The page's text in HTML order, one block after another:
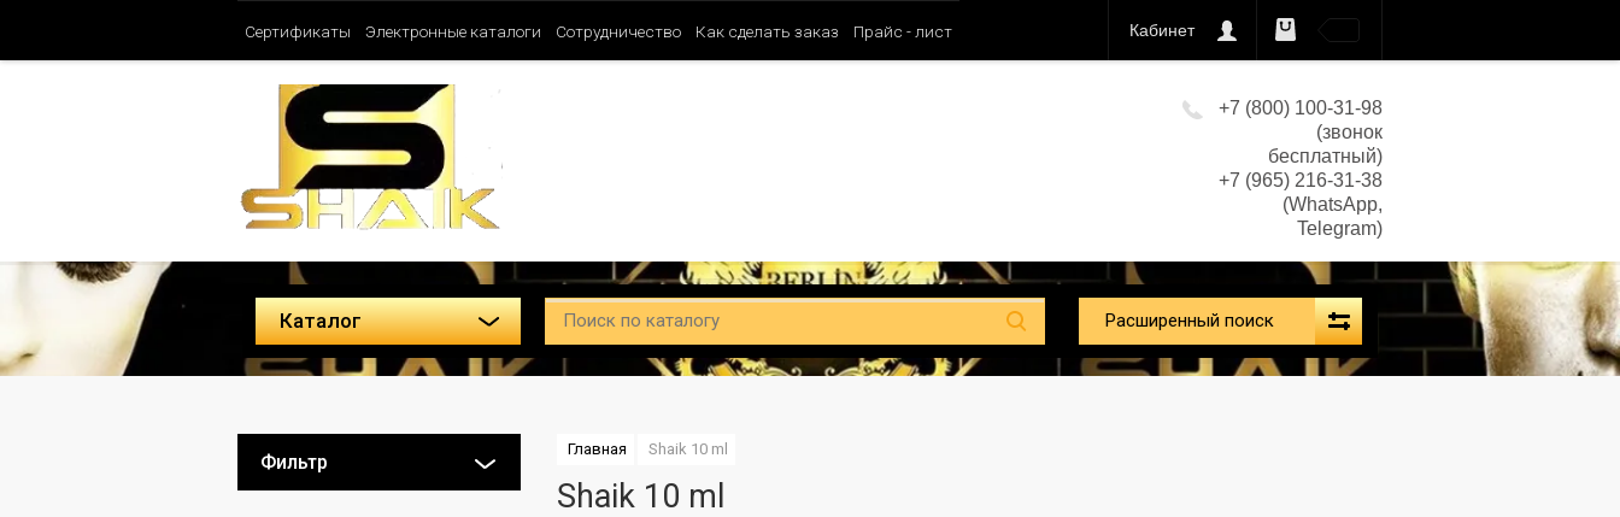
Кабинет
Сертификаты Электронные каталоги Сотрудничество Как сделать заказ Прайс - лист
Таблица ароматов SHAIK (Женские)
Политика конфиденциальности
+7 (800) 100-31-98
(звонок
бесплатный)
+7 (965) 216-31-38
(WhatsApp,
Telegram)
Каталог Расширенный поиск
Фильтр
Главная Shaik 10 ml
Shaik 10 ml